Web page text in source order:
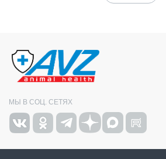
МЫ В СОЦ. СЕТЯХ